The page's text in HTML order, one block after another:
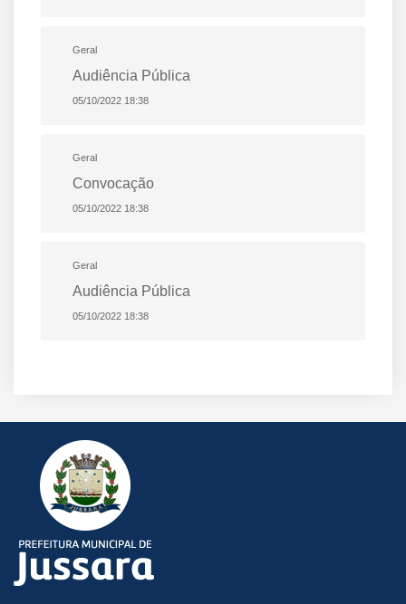
Geral
Audiência Pública
05/10/2022 18:38
Geral
Convocação
05/10/2022 18:38
Geral
Audiência Pública
05/10/2022 18:38